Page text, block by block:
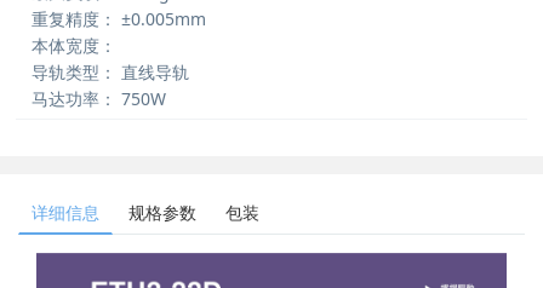
重复精度： ±0.005mm
本体宽度：
导轨类型： 直线导轨
马达功率： 750W
详细信息 规格参数 包装